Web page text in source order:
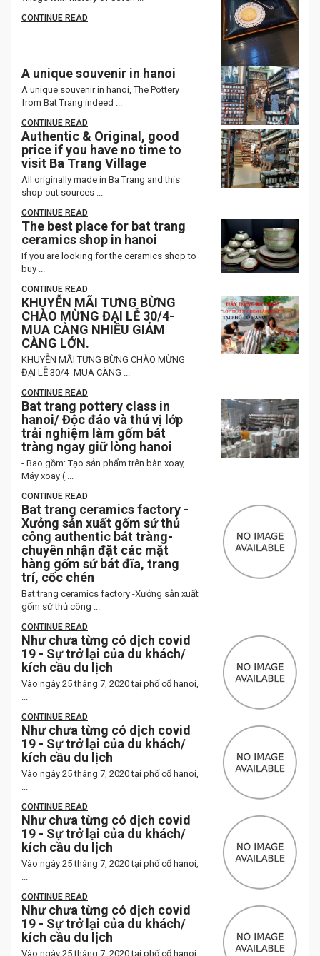
CONTINUE READ
A unique souvenir in hanoi
A unique souvenir in hanoi, The Pottery
from Bat Trang indeed ...
CONTINUE READ
Authentic & Original, good
price if you have no time to
visit Ba Trang Village
All originally made in Ba Trang and this
shop out sources ...
CONTINUE READ
The best place for bat trang
ceramics shop in hanoi
If you are looking for the ceramics shop to
buy ...
CONTINUE READ
KHUYỄN MÃI TƯNG BỪNG
CHÀO MỪNG ĐẠI LỄ 30/4-
MUA CÀNG NHIỀU GIẢM
CÀNG LỚN.
KHUYỄN MÃI TƯNG BỪNG CHÀO MỪNG
ĐẠI LỄ 30/4- MUA CÀNG ...
CONTINUE READ
Bat trang pottery class in
hanoi/ Độc đáo và thú vị lớp
trải nghiệm làm gốm bát
tràng ngay giữ lòng hanoi
- Bao gồm: Tạo sản phẩm trên bàn xoay,
Máy xoay ( ...
CONTINUE READ
Bat trang ceramics factory -
Xưởng sản xuất gốm sứ thủ
công authentic bát tràng-
chuyên nhận đặt các mặt
hàng gốm sứ bát đĩa, trang
trí, cốc chén
Bat trang ceramics factory -Xưởng sản xuất
gốm sứ thủ công ...
CONTINUE READ
Như chưa từng có dịch covid
19 - Sự trở lại của du khách/
kích cầu du lịch
Vào ngày 25 tháng 7, 2020 tại phố cổ hanoi,
CONTINUE READ
Như chưa từng có dịch covid
19 - Sự trở lại của du khách/
kích cầu du lịch
Vào ngày 25 tháng 7, 2020 tại phố cổ hanoi,
CONTINUE READ
Như chưa từng có dịch covid
19 - Sự trở lại của du khách/
kích cầu du lịch
Vào ngày 25 tháng 7, 2020 tại phố cổ hanoi,
CONTINUE READ
Như chưa từng có dịch covid
19 - Sự trở lại của du khách/
kích cầu du lịch
Vào ngày 25 tháng 7, 2020 tại phố cổ hanoi,